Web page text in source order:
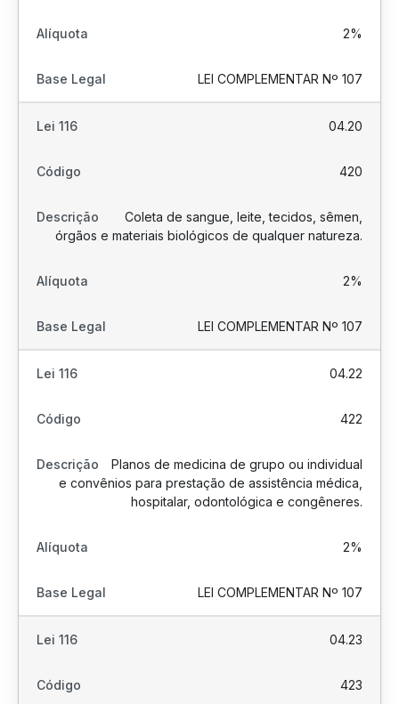
2%
LEI COMPLEMENTAR Nº 107
04.20
420
Coleta de sangue, leite, tecidos, sêmen,
órgãos e materiais biológicos de qualquer natureza.
2%
LEI COMPLEMENTAR Nº 107
04.22
422
Planos de medicina de grupo ou individual
e convênios para prestação de assistência médica,
hospitalar, odontológica e congêneres.
2%
LEI COMPLEMENTAR Nº 107
04.23
423